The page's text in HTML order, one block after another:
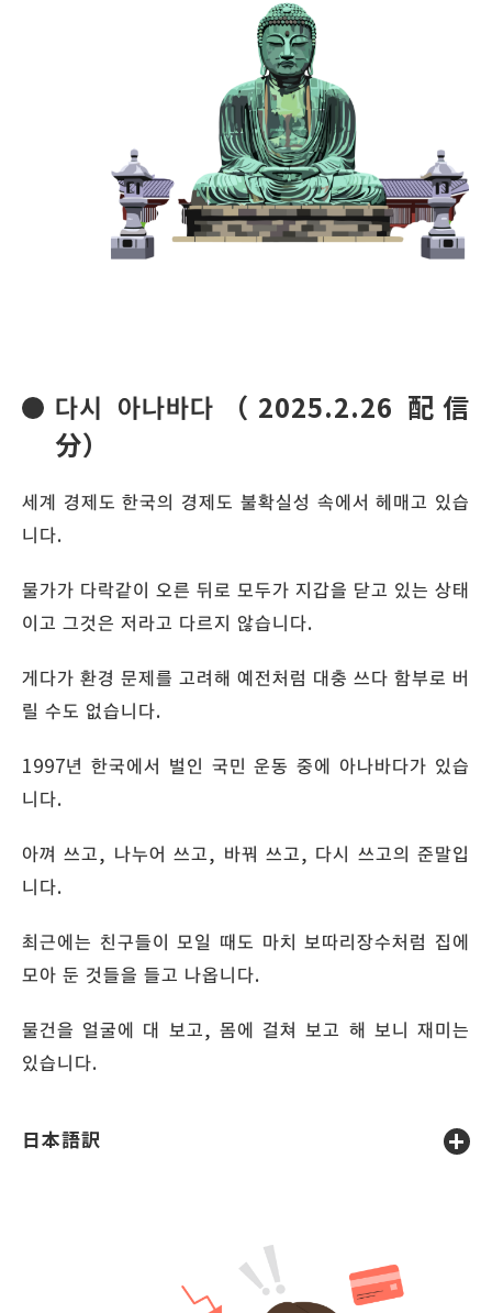
다시 아나바다（2025.2.26 配信
分）
세계 경제도 한국의 경제도 불확실성 속에서 헤매고 있습
니다.
물가가 다락같이 오른 뒤로 모두가 지갑을 닫고 있는 상태
이고 그것은 저라고 다르지 않습니다.
게다가 환경 문제를 고려해 예전처럼 대충 쓰다 함부로 버
릴 수도 없습니다.
1997년 한국에서 벌인 국민 운동 중에 아나바다가 있습
니다.
아껴 쓰고, 나누어 쓰고, 바꿔 쓰고, 다시 쓰고의 준말입
니다.
최근에는 친구들이 모일 때도 마치 보따리장수처럼 집에
모아 둔 것들을 들고 나옵니다.
물건을 얼굴에 대 보고, 몸에 걸쳐 보고 해 보니 재미는
있습니다.
日本語訳